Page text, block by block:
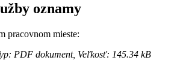
oznamy
pracovnom mieste:
PDF dokument, Veľkosť: 145.34 kB